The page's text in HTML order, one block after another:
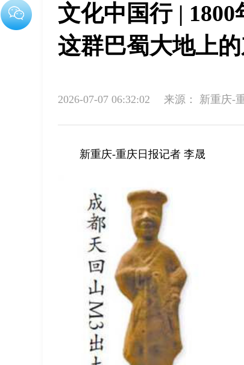
文化中国行 |
这群巴蜀大地上
2026-07-07 06:32:02 来源： 新重庆-
新重庆-重庆日报记者 李晟